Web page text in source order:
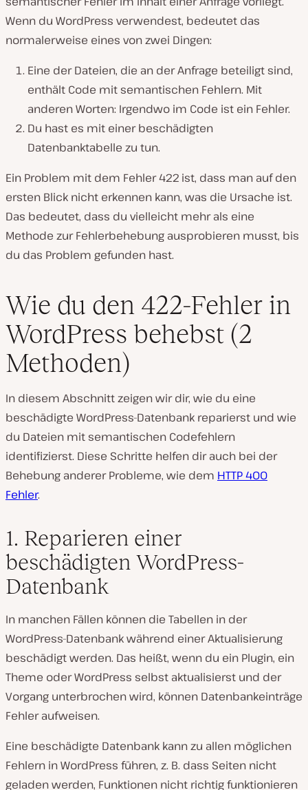
Wenn du WordPress verwendest, bedeutet das
normalerweise eines von zwei Dingen:
Eine der Dateien, die an der Anfrage beteiligt sind,
enthält Code mit semantischen Fehlern. Mit
anderen Worten: Irgendwo im Code ist ein Fehler.
Du hast es mit einer beschädigten
Datenbanktabelle zu tun.
Ein Problem mit dem Fehler 422 ist, dass man auf den
ersten Blick nicht erkennen kann, was die Ursache ist.
Das bedeutet, dass du vielleicht mehr als eine
Methode zur Fehlerbehebung ausprobieren musst, bis
du das Problem gefunden hast.
Wie du den 422-Fehler in
WordPress behebst (2
Methoden)
In diesem Abschnitt zeigen wir dir, wie du eine
beschädigte WordPress-Datenbank reparierst und wie
du Dateien mit semantischen Codefehlern
identifizierst. Diese Schritte helfen dir auch bei der
Behebung anderer Probleme, wie dem HTTP 400
Fehler.
1. Reparieren einer
beschädigten WordPress-
Datenbank
In manchen Fällen können die Tabellen in der
WordPress-Datenbank während einer Aktualisierung
beschädigt werden. Das heißt, wenn du ein Plugin, ein
Theme oder WordPress selbst aktualisierst und der
Vorgang unterbrochen wird, können Datenbankeinträge
Fehler aufweisen.
Eine beschädigte Datenbank kann zu allen möglichen
Fehlern in WordPress führen, z. B. dass Seiten nicht
geladen werden, Funktionen nicht richtig funktionieren